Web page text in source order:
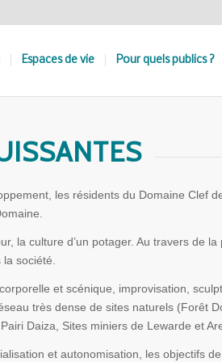
Espaces de vie Pour quels publics ?
les résidents du Domaine Clef
la culture d’un potager. Au travers de
société.
et scénique, improvisation,
très dense de sites naturels (Forêt
Daiza, Sites miniers de Lewarde et
et autonomisation, les objectifs